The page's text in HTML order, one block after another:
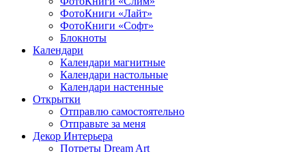
ФотоКниги «Лайт»
ФотоКниги «Софт»
Блокноты
Календари
Календари магнитные
Календари настольные
Календари настенные
Открытки
Отправлю самостоятельно
Отправьте за меня
Декор Интерьера
Потреты Dream Art